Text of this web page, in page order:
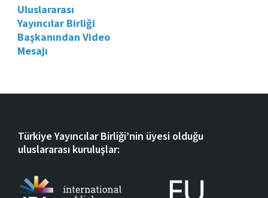
Uluslararası
Yayıncılar Birliği
Başkanından Video
Mesajı
Türkiye Yayıncılar Birliği’nin üyesi olduğu
uluslararası kuruluşlar: